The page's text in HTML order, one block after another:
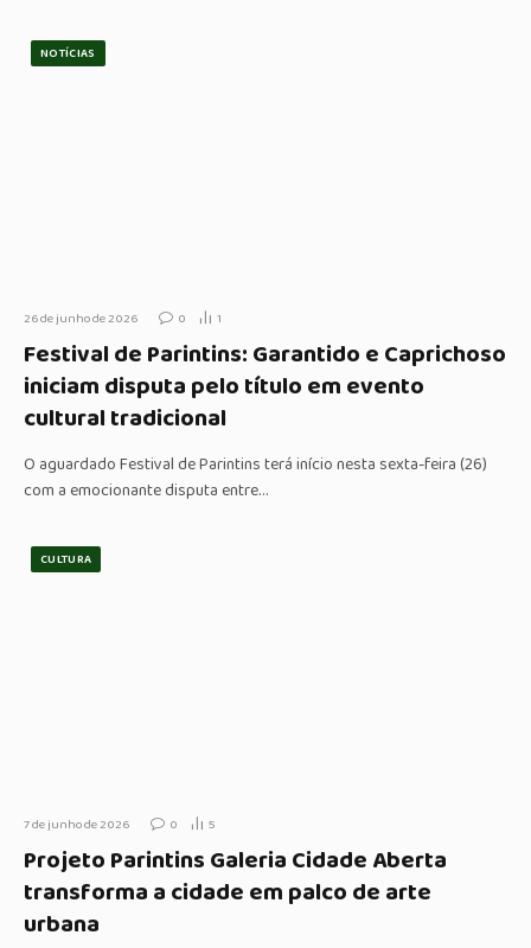
NOTÍCIAS
26 de junho de 2026 0 1
Festival de Parintins: Garantido e Caprichoso
iniciam disputa pelo título em evento
cultural tradicional
O aguardado Festival de Parintins terá início nesta sexta-feira (26)
com a emocionante disputa entre…
CULTURA
7 de junho de 2026 0 5
Projeto Parintins Galeria Cidade Aberta
transforma a cidade em palco de arte
urbana